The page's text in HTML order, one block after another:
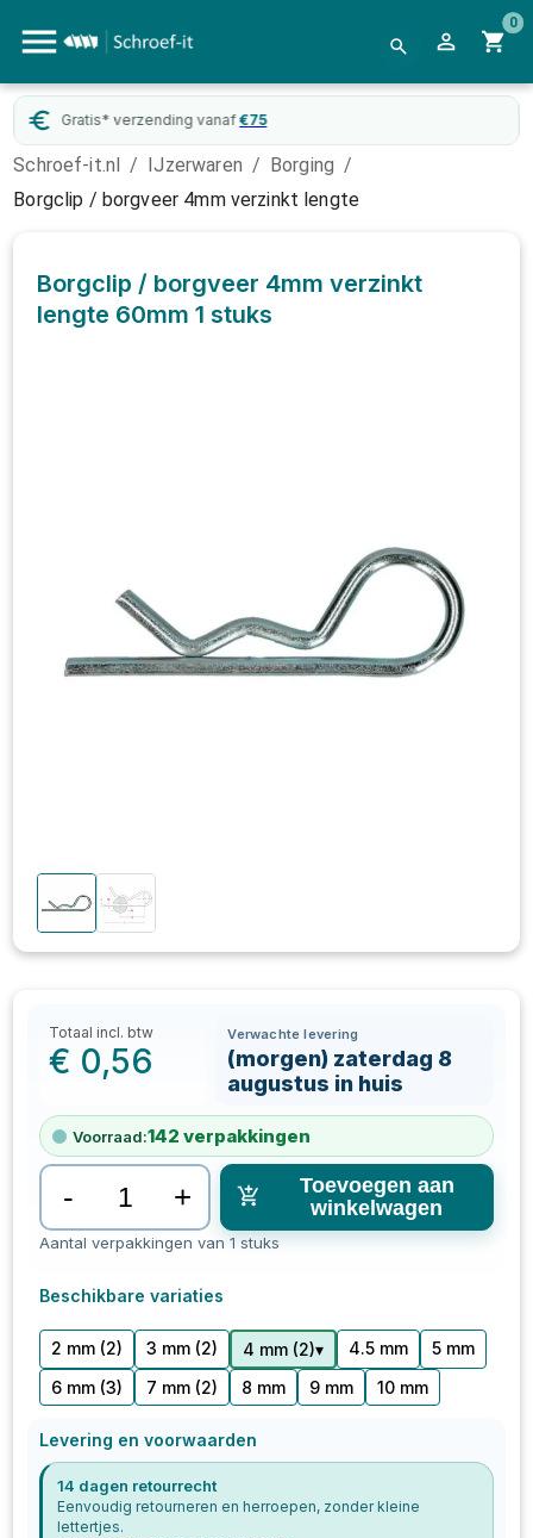
0
Gratis* verzending vanaf €75
Schroef-it.nl / IJzerwaren / Borging /
Borgclip / borgveer 4mm verzinkt lengte
Borgclip / borgveer 4mm verzinkt
lengte 60mm 1 stuks
Totaal incl. btw
€ 0,56
Verwachte levering
(morgen) zaterdag 8
augustus in huis
Voorraad:142 verpakkingen
- +
Toevoegen aan
winkelwagen
Aantal verpakkingen van 1 stuks
Beschikbare variaties
2 mm (2) 3 mm (2) 4 mm (2)▾ 4.5 mm
5 mm
6 mm (3) 7 mm (2) 8 mm 9 mm 10 mm
Levering en voorwaarden
14 dagen retourrecht
Eenvoudig retourneren en herroepen, zonder kleine
lettertjes.